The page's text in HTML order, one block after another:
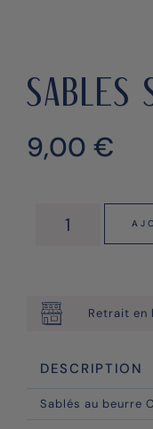
SABLES
9,00 €
Retrait en
DESCRIPTION
Sablés au beurre